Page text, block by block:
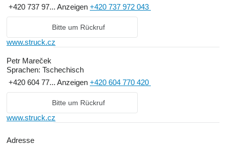
+420 737 97... Anzeigen +420 737 972 043
Bitte um Rückruf
www.struck.cz
Petr Mareček
Sprachen: Tschechisch
+420 604 77... Anzeigen +420 604 770 420
Bitte um Rückruf
www.struck.cz
Adresse